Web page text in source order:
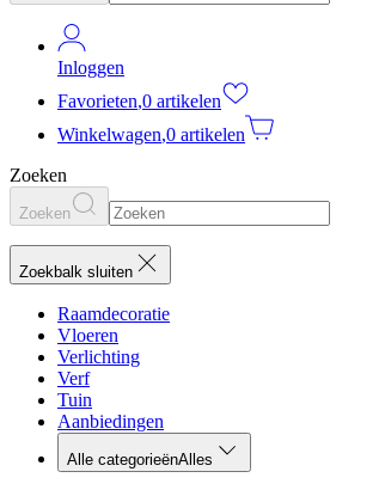
Inloggen
Favorieten,0 artikelen
Winkelwagen,0 artikelen
Zoeken
Zoeken
Zoekbalk sluiten
Raamdecoratie
Vloeren
Verlichting
Verf
Tuin
Aanbiedingen
Alle categorieënAlles